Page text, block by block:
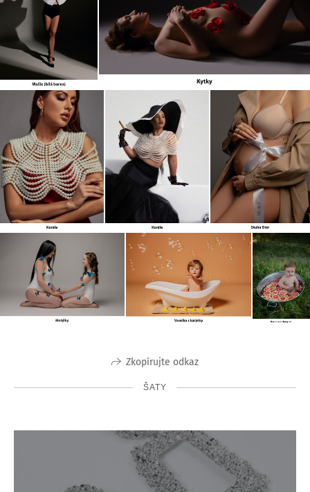
Zkopírujte odkaz
ŠATY